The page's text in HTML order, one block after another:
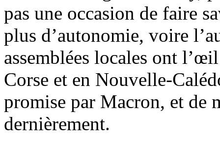
pas une occasion de faire
plus d’autonomie, voire
assemblées locales ont
Corse et en Nouvelle-
promise par Macron, et
dernièrement.